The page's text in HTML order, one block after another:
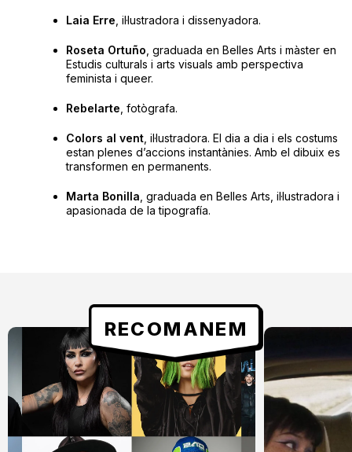
Laia Erre , il·lustradora i dissenyadora.
Roseta Ortuño , graduada en Belles Arts i màster en
Estudis culturals i arts visuals amb perspectiva
feminista i queer.
Rebelarte , fotògrafa.
Colors al vent, il·lustradora. El dia a dia i els costums
estan plenes d’accions instantànies. Amb el dibuix es
transformen en permanents.
Marta Bonilla , graduada en Belles Arts, il·lustradora i
apasionada de la tipografía.
RECOMANEM